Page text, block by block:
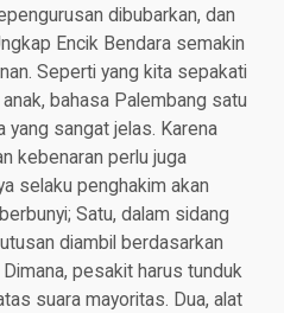
dibubarkan, dan
Encik Bendara semakin
Seperti yang kita sepakati
bahasa Palembang satu
yang sangat jelas. Karena
kebenaran perlu juga
selaku penghakim akan
Satu, dalam sidang
diambil berdasarkan
pesakit harus tunduk
suara mayoritas. Dua, alat